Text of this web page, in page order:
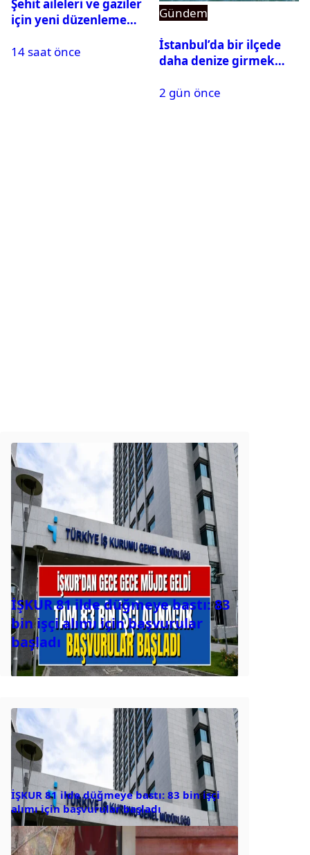
Şehit aileleri ve gaziler
için yeni düzenleme
14 saat önce
Gündem
İstanbul’da bir ilçede
daha denize girmek
2 gün önce
İŞKUR 81 ilde düğmeye bastı: 83
bin işçi alımı için başvurular
başladı
İŞKUR 81 ilde düğmeye bastı: 83 bin işçi
alımı için başvurular başladı